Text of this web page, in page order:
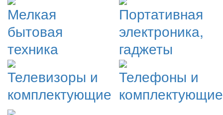
Мелкая
бытовая
техника
Портативная
электроника,
гаджеты
Телевизоры и
комплектующие
Телефоны и
комплектующие